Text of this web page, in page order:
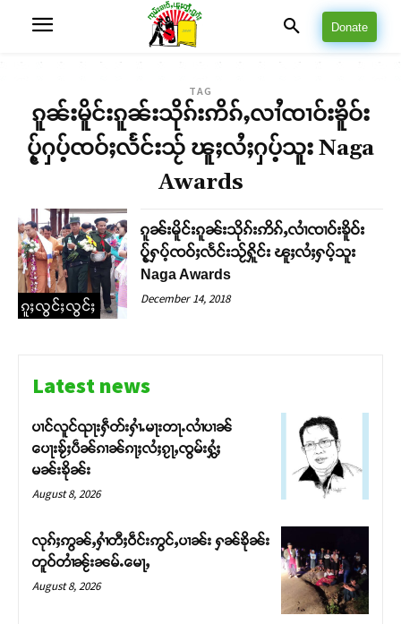
Donate
TAG
ၵူၼ်းမိူင်းၵူၼ်းသိုၵ်းဢိၵ်ႇလၢႆၸၢဝ်းၶိူဝ်း
ပႂ့်ႁပ့်ၸဝ်ႈလႅင်းသႂ် ၽူႈလႆႈႁပ့်သူး Naga
Awards
ၵူႈလွင်ႈလွင်ႈ
ၵူၼ်းမိူင်းၵူၼ်းသိုၵ်းဢိၵ်ႇလၢႆၸၢဝ်းၶိူဝ်း
ပႂ့်ႁပ့်ၸဝ်ႈလႅင်းသႂ်ႁိူင်း ၽူႈလႆႈႁပ့်သူး
Naga Awards
December 14, 2018
Latest news
ပၢင်လူင်ၺႃးႁဵတ်းႁၢႆႉမႃးတႃႉလၢႆပၢၼ် ​​
ပေႃးၶႂ်ႈပဵၼ်ၵၢၼ်ၵႃႈလႆႈၵႂႃႇၸွမ်းႁွႆႈ
မၼ်းၶိုၼ်း
August 8, 2026
လုၵ်ႈဢွၼ်ႇႁၢႆတီႈဝဵင်းဢွင်ႇပၢၼ်း ႁၼ်ၶိုၼ်း
တူဝ်တၢႆၼႂ်းၼမ်ႉမေႃႇ
August 8, 2026